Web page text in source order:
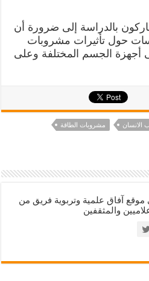
بالدراسة إلى ضرورة أن
حول تأثيرات مشروبات
أجهزة الجسم المختلفة وعلى
الانسان مشروبات الطاقة
آفاق علمية وتربوية فريق من
والمثقفين